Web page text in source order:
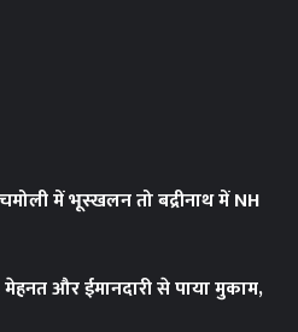
में भूस्‍खलन तो बद्रीनाथ में NH
और ईमानदारी से पाया मुकाम,